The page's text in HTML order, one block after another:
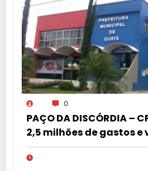
0
PAÇO DA DISCÓRDIA –
2,5 milhões de gastos e
pede “acordo” para
milhões